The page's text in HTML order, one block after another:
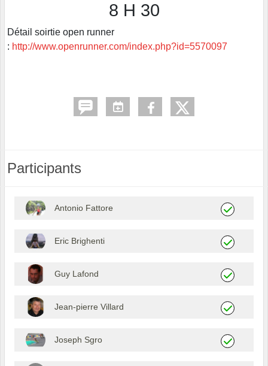
8 H 30
Détail soirtie open runner
: http://www.openrunner.com/index.php?id=5570097
Participants
Antonio Fattore
Eric Brighenti
Guy Lafond
Jean-pierre Villard
Joseph Sgro